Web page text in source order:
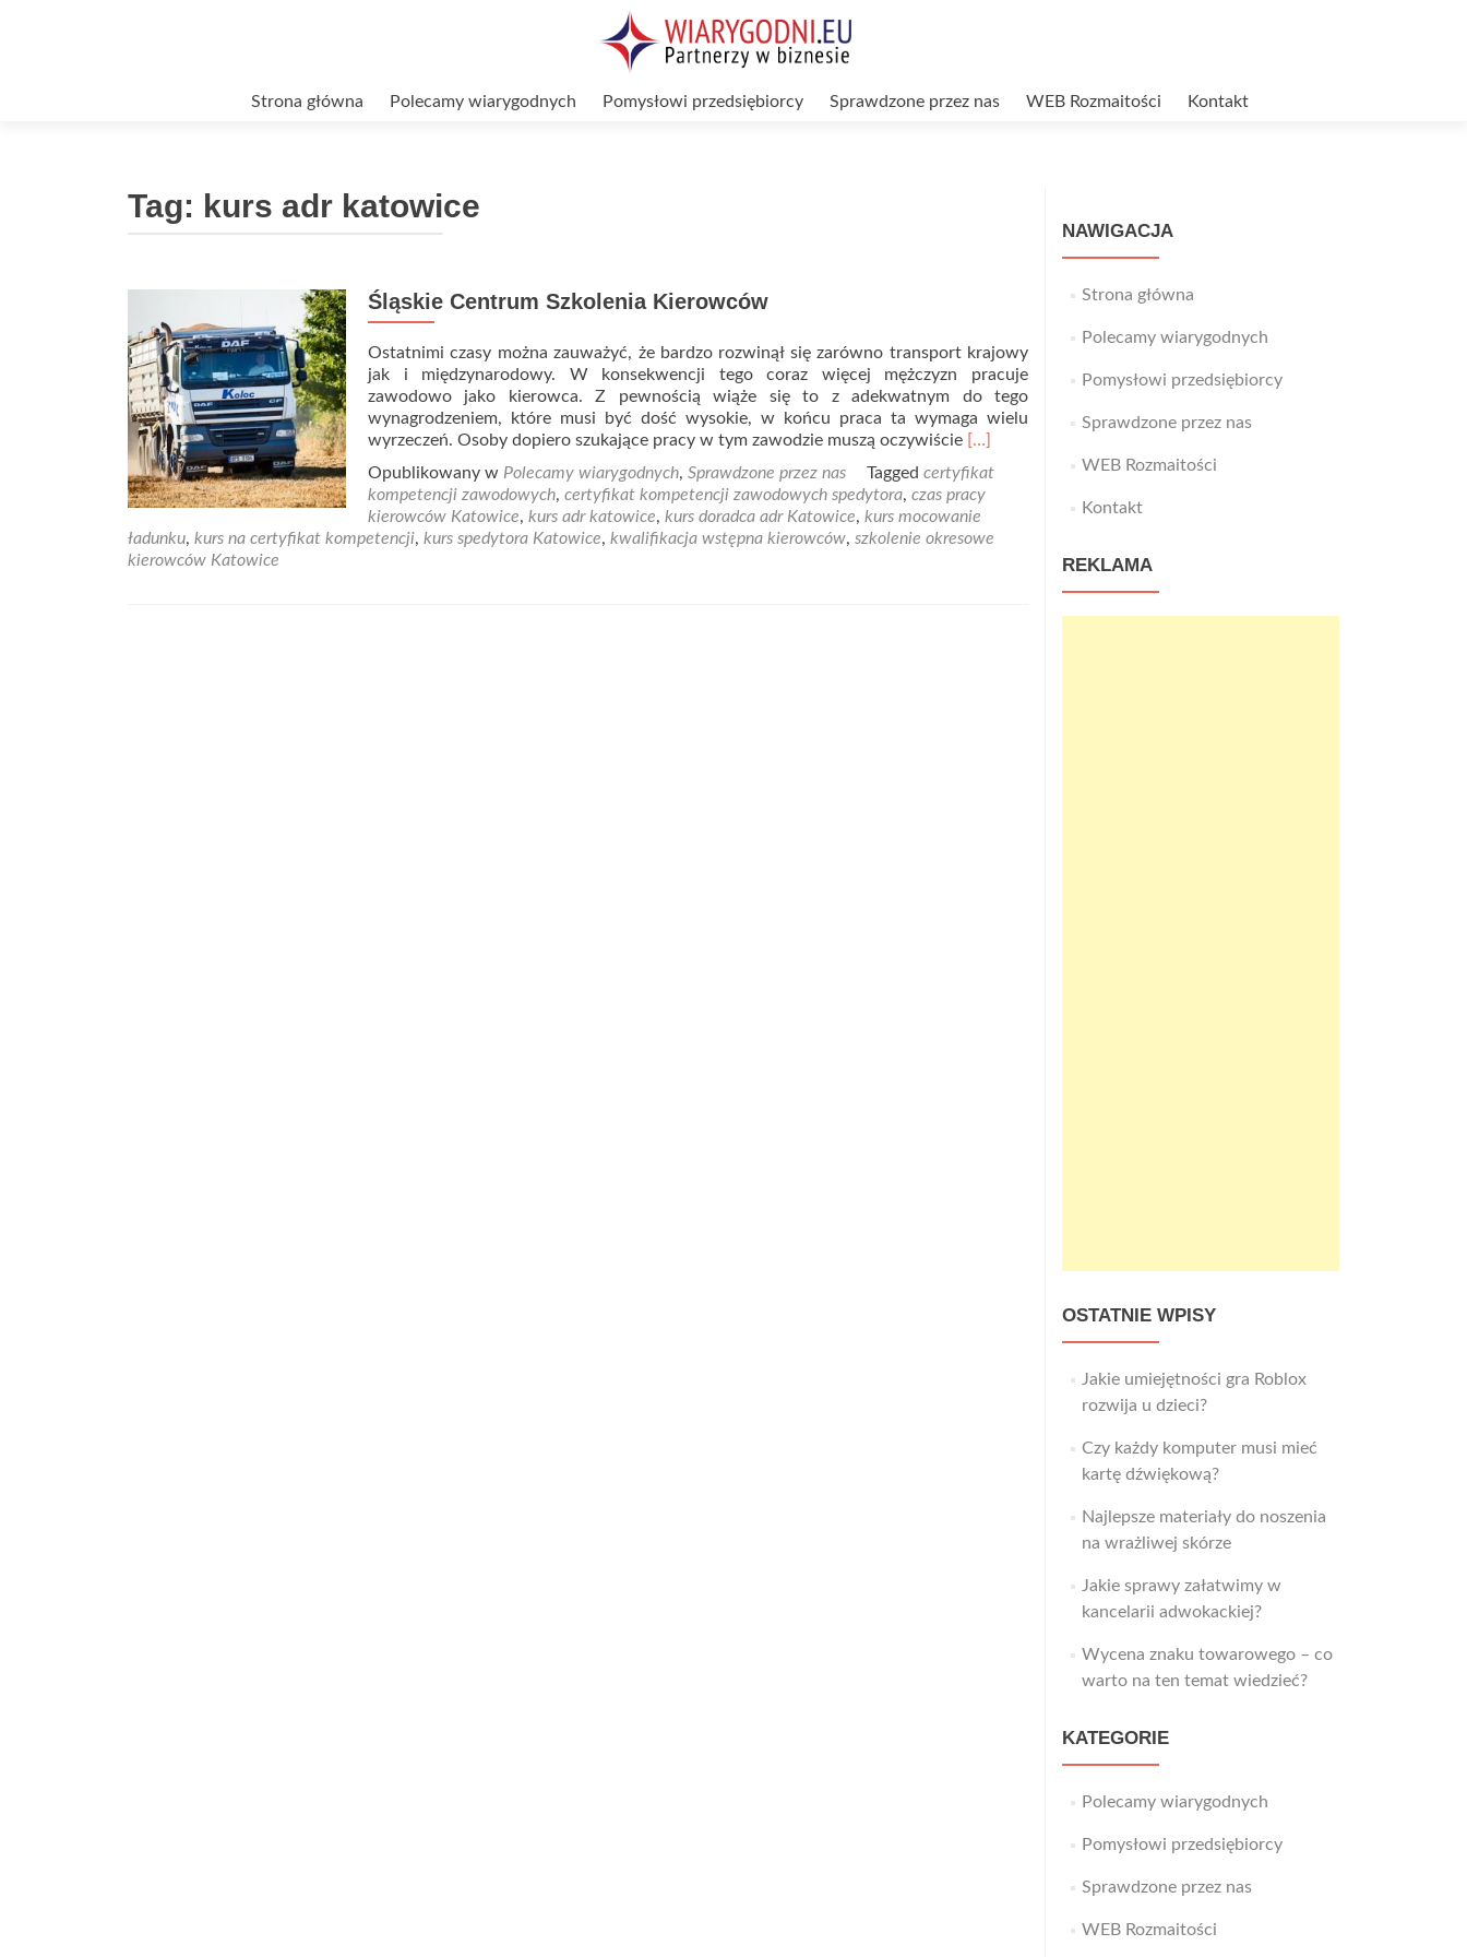
Strona główna Polecamy wiarygodnych Pomysłowi przedsiębiorcy Sprawdzone przez nas WEB Rozmaitości Kontakt
Tag: kurs adr katowice
Śląskie Centrum Szkolenia Kierowców
Ostatnimi czasy można zauważyć, że bardzo rozwinął się zarówno transport krajowy
jak i międzynarodowy. W konsekwencji tego coraz więcej mężczyzn pracuje
zawodowo jako kierowca. Z pewnością wiąże się to z adekwatnym do tego
wynagrodzeniem, które musi być dość wysokie, w końcu praca ta wymaga wielu
wyrzeczeń. Osoby dopiero szukające pracy w tym zawodzie muszą oczywiście Read
about
Śląskie
Centrum
Szkolenia
[…]
Opublikowany w Polecamy wiarygodnych, Sprawdzone przez nas Tagged certyfikat
kompetencji zawodowych, certyfikat kompetencji zawodowych spedytora, czas pracy
kierowców Katowice, kurs adr katowice, kurs doradca adr Katowice, kurs mocowanie
ładunku, kurs na certyfikat kompetencji, kurs spedytora Katowice, kwalifikacja wstępna kierowców, szkolenie okresowe
kierowców Katowice
NAWIGACJA
Strona główna
Polecamy wiarygodnych
Pomysłowi przedsiębiorcy
Sprawdzone przez nas
WEB Rozmaitości
Kontakt
REKLAMA
OSTATNIE WPISY
Jakie umiejętności gra Roblox
rozwija u dzieci?
Czy każdy komputer musi mieć
kartę dźwiękową?
Najlepsze materiały do noszenia
na wrażliwej skórze
Jakie sprawy załatwimy w
kancelarii adwokackiej?
Wycena znaku towarowego – co
warto na ten temat wiedzieć?
KATEGORIE
Polecamy wiarygodnych
Pomysłowi przedsiębiorcy
Sprawdzone przez nas
WEB Rozmaitości